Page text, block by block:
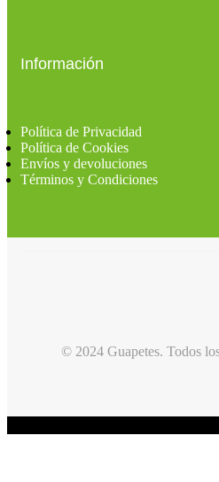
Información
Política de Privacidad
Política de Cookies
Envíos y devoluciones
Términos y Condiciones
© 2024 Guapetes. Todos